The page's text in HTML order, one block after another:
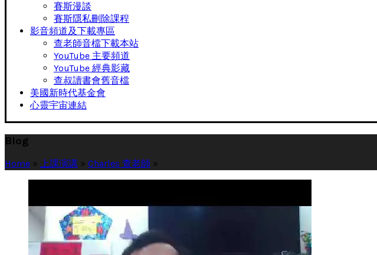
賽斯漫談
賽斯隱私刪除課程
影音頻道及下載專區
查老師音檔下載本站
YouTube 主要頻道
YouTube 經典影藏
查叔讀書會舊音檔
美國新時代基金會
心靈宇宙連結
Blog
Home » 上課演講 » Charles 查老師 »